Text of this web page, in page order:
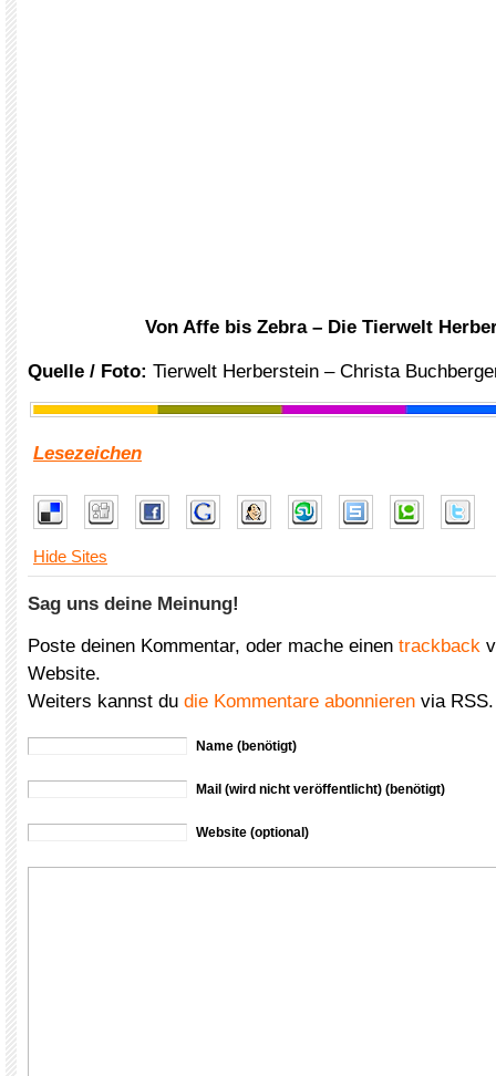
Von Affe bis Zebra – Die Tierwelt
Quelle / Foto: Tierwelt Herberstein – Christa
Lesezeichen
Hide Sites
Sag uns deine Meinung!
Poste deinen Kommentar, oder mache einen trackback
Website.
Weiters kannst du die Kommentare abonnieren via RSS.
Name (benötigt)
Mail (wird nicht veröffentlicht) (benötigt)
Website (optional)